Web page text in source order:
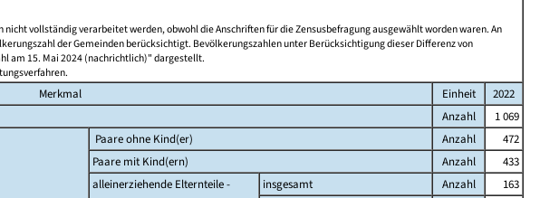
vollständig verarbeitet werden, obwohl die Anschriften für die Zensusbefragung ausgewählt worden waren. An
der Gemeinden berücksichtigt. Bevölkerungszahlen unter Berücksichtigung dieser Differenz von
am 15. Mai 2024 (nachrichtlich)" dargestellt.
Merkmal Einheit
2022
Anzahl
1 069
Paare ohne Kind(er) Anzahl
472
Paare mit Kind(ern)
Anzahl
433
alleinerziehende Elternteile -
insgesamt Anzahl
163